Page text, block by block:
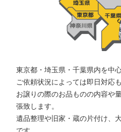
東京都・埼玉県・千葉県内を中
ご依頼状況によっては即日対応
お譲りの際のお品ものの内容や
張致します。
遺品整理や旧家・蔵の片付け、